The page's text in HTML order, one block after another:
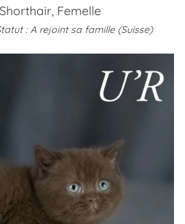
Femelle
: A rejoint sa famille (Suisse)